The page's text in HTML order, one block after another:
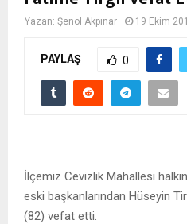
Yazan: Şenol Akpınar 19 Ekim
PAYLAŞ 0
İlçemiz Cevizlik Mahallesi
eski başkanlarından Hüseyin
(82) vefat etti.